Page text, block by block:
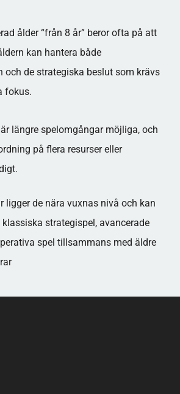
ålder “från 8 år” beror ofta på att
kan hantera både
och de strategiska beslut som krävs
fokus.​
längre spelomgångar möjliga, och
på flera resurser eller
ligger de nära vuxnas nivå och kan
strategispel, avancerade
spel tillsammans med äldre